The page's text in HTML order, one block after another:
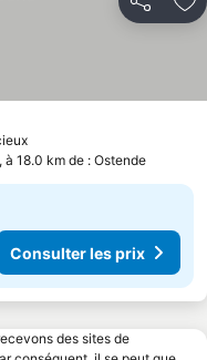
Partager
Consulter les prix
18.0 km de : Ostende
Consulter les prix
des sites de